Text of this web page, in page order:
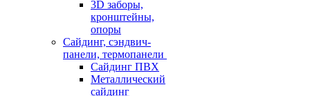
3D заборы,
кронштейны,
опоры
Cайдинг, сэндвич-
панели, термопанели
Сайдинг ПВХ
Металлический
сайдинг